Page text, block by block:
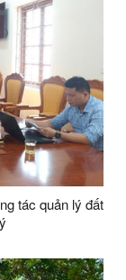
tác quản lý đất